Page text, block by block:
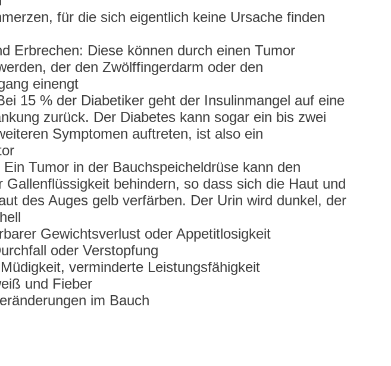
für die sich eigentlich keine Ursache finden
Erbrechen: Diese können durch einen Tumor
der den Zwölffingerdarm oder den
einengt
15 % der Diabetiker geht der Insulinmangel auf eine
zurück. Der Diabetes kann sogar ein bis zwei
Symptomen auftreten, ist also ein
Tumor in der Bauchspeicheldrüse kann den
Gallenflüssigkeit behindern, so dass sich die Haut und
des Auges gelb verfärben. Der Urin wird dunkel, der
Gewichtsverlust oder Appetitlosigkeit
oder Verstopfung
verminderte Leistungsfähigkeit
und Fieber
im Bauch